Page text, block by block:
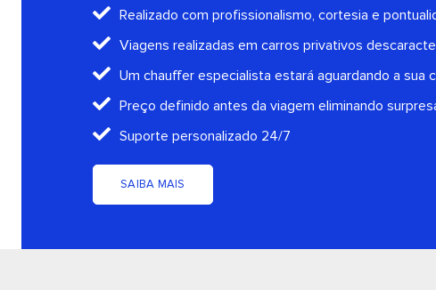
Realizado com profissionalismo, cortesia e
Viagens realizadas em carros privativos
Um chauffer especialista estará aguardando a sua
Preço definido antes da viagem eliminando
Suporte personalizado 24/7
SAIBA MAIS